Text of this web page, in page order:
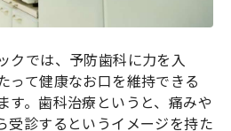
クでは、予防歯科に力を入
って健康なお口を維持できる
す。歯科治療というと、痛みや
受診するというイメージを持た